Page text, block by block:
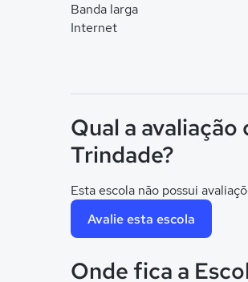
Banda larga
Internet
Qual a
Trindade?
Esta escola não possui
Avalie esta escola
Onde fica a